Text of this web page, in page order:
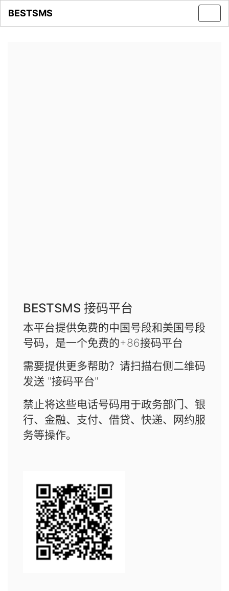
BESTSMS
BESTSMS 接码平台
本平台提供免费的中国号段和美国号段
号码，是一个免费的+86接码平台
需要提供更多帮助？请扫描右侧二维码
发送 "接码平台"
禁止将这些电话号码用于政务部门、银
行、金融、支付、借贷、快递、网约服
务等操作。